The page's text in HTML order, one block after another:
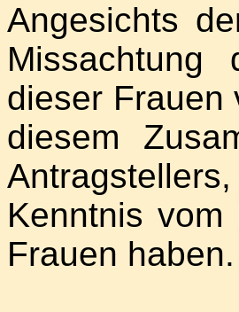
Angesichts
Missachtung
dieser Frauen
diesem
Kenntnis
Frauen haben.